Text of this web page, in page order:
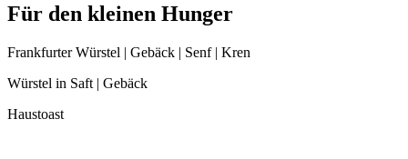
Für den kleinen Hunger
Frankfurter Würstel | Gebäck | Senf | Kren
Würstel in Saft | Gebäck
Haustoast